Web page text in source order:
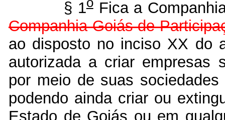
§ 1 Fica a
Companhia Goiás de
ao disposto no inciso XX do
autorizada a criar empresas
por meio de suas
podendo ainda criar ou
Estado de Goiás ou em